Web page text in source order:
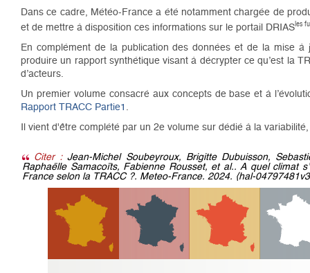
Dans ce cadre, Météo-France a été notamment chargée de
et de mettre à disposition ces informations sur le portail DRIASles
En complément de la publication des données et de la mise
produire un rapport synthétique visant à décrypter ce qu’est la
d’acteurs.
Un premier volume consacré aux concepts de base et à
Rapport TRACC Partie1
Il vient d'être complété par un 2e volume sur dédié à la
Citer :Jean-Michel Soubeyroux, Brigitte Dubuisson,
Raphaëlle Samacoïts, Fabienne Rousset, et al.. A quel climat
France selon la TRACC ?. Meteo-France. 2024. ⟨hal-